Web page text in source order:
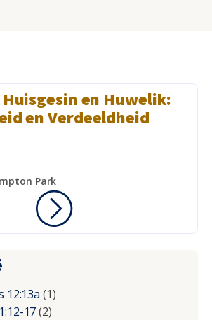
en Huwelik:
en Verdeeldheid
Park
12:13a (1)
17(2)